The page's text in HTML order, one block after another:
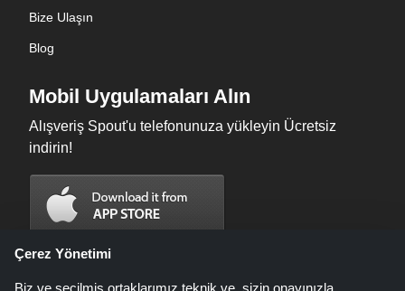
Bize Ulaşın
Blog
Mobil Uygulamaları Alın
Alışveriş Spout'u telefonunuza yükleyin Ücretsiz
indirin!
Çerez Yönetimi
Biz ve seçilmiş ortaklarımız teknik ve, sizin onayınızla,